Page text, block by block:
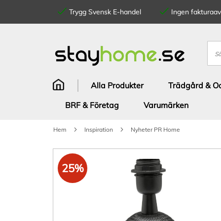
Trygg Svensk E-handel Ingen
innehållet
Sök
Alla Produkter Trädgård &
BRF & Företag
Varumärken
Hem Inspiration Nyheter PR Home
Hoppa
till
slutet
25%